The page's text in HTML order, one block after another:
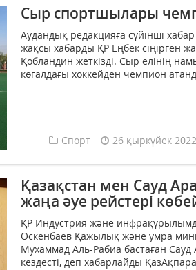
Сыр спортшылары
Аудандық редакцияға сүйінші
жақсы хабарды ҚР Еңбек сіңірген
Қобландин жеткізді. Сыр елінің
көгалдағы хоккейден чемпион
Спорт 26 қыркүйек
Қазақстан мен Сауд
жаңа әуе рейстері
ҚР Индустрия және
Өскенбаев Қажылық және умра
Мухаммад Аль-Рабиа бастаған
кездесті, деп хабарлайды